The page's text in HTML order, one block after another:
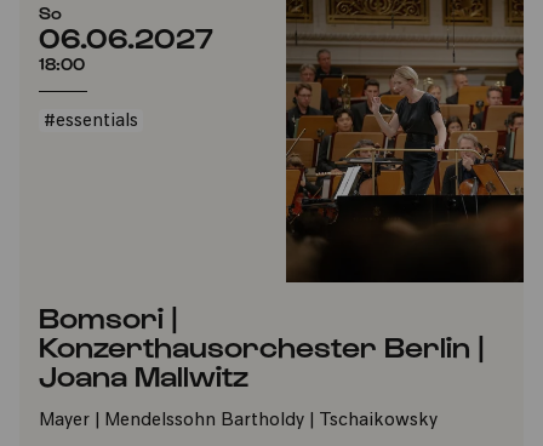
So
06.06.2027
18:00
#essentials
Bomsori |
Konzerthausorchester Berlin |
Joana Mallwitz
Mayer | Mendelssohn Bartholdy | Tschaikowsky